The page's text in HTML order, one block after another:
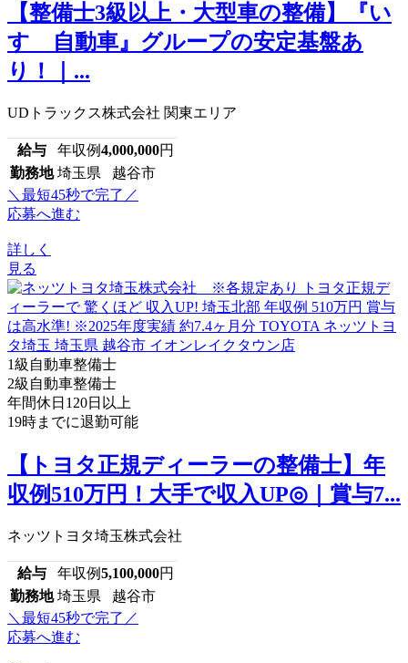
【整備士3級以上・大型車の整備】『い
すゞ自動車』グループの安定基盤あ
り！｜...
UDトラックス株式会社 関東エリア
給与 年収例4,000,000円
勤務地 埼玉県 越谷市
＼最短45秒で完了／
応募へ進む
詳しく
見る
1級自動車整備士
2級自動車整備士
年間休日120日以上
19時までに退勤可能
【トヨタ正規ディーラーの整備士】年
収例510万円！大手で収入UP◎｜賞与7...
ネッツトヨタ埼玉株式会社
給与 年収例5,100,000円
勤務地 埼玉県 越谷市
＼最短45秒で完了／
応募へ進む